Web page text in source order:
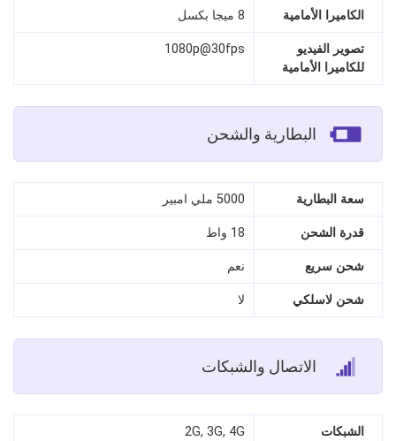
الكاميرا الأمامية 8 ميجا بكسل
تصوير الفيديو
للكاميرا الأمامية
1080p@30fps
البطارية والشحن
سعة البطارية 5000 ملي امبير
قدرة الشحن 18 واط
شحن سريع نعم
شحن لاسلكي لا
الاتصال والشبكات
الشبكات
2G, 3G, 4G